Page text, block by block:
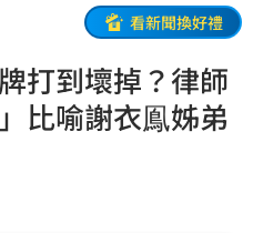
看新聞換好禮
打到壞掉？律師
比喻謝衣鳯姊弟